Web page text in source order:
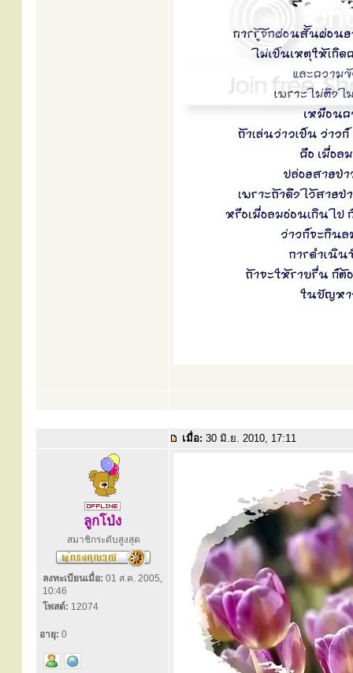
เมื่อ: 30 มิ.ย. 2010, 17:11
ลูกโป่ง
สมาชิกระดับสูงสุด
ลงทะเบียนเมื่อ: 01 ส.ค. 2005,
10:46
โพสต์: 12074
อายุ: 0